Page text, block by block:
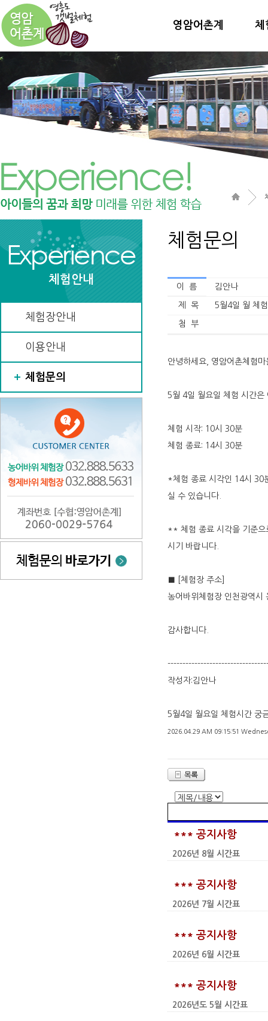
영암어촌계 체
체험안내
체험장안내
이용안내
체험문의
체험문의
이 름 김안나
제 목 5월4일 월 체
첨 부
안녕하세요, 영암어촌체험마
5월 4일 월요일 체험 시간은
체험 시작: 10시 30분
체험 종료: 14시 30분
*체험 종료 시각인 14시 30
실 수 있습니다.
** 체험 종료 시각을 기준으
시기 바랍니다.
■ [체험장 주소]
농어바위체험장 인천광역
감사합니다.
작성자:김안나
5월4일 월요일 체험시간 궁
2026.04.29 AM 09:15:51
*** 공지사항
2026년 8월 시간표
*** 공지사항
2026년 7월 시간표
*** 공지사항
2026년 6월 시간표
*** 공지사항
2026년도 5월 시간표